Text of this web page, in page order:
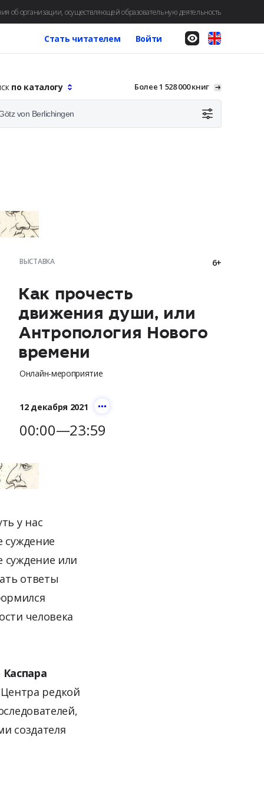
об организации, осуществляющей образовательную деятельность
Стать читателем Войти
по каталогу Более 1 528 000 книг
ВЫСТАВКА 6+
Как прочесть
движения души, или
Антропология Нового
времени
Онлайн-мероприятие
12 декабря 2021
00:00—23:59
у нас
суждение
или
ответы
человека
редкой
создателя